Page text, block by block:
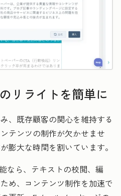
リライトを簡単に
、既存顧客の関心を維持する
テンツの制作が欠かせませ
膨大な時間を割いています。
なら、テキストの校閲、編
め、コンテンツ制作を加速で